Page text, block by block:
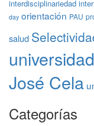
interdisciplinariedad
day orientación PAU
salud
universidad
José Cela
Categorías